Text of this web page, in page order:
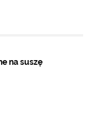
na suszę